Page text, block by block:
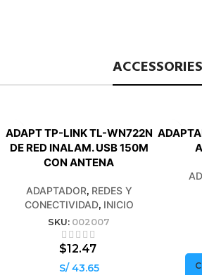
ACCESSORIES
ADAPT TP-LINK TL-WN722N
DE RED INALAM. USB 150M
CON ANTENA
ADAPTADOR, REDES Y
CONECTIVIDAD, INICIO
SKU: 002007
$12.47
S/ 43.65